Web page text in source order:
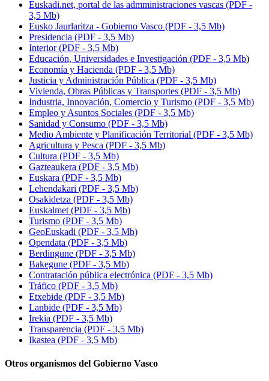
Euskadi.net, portal de las admministraciones vascas (PDF -
3,5 Mb)
Eusko Jaurlaritza - Gobierno Vasco (PDF - 3,5 Mb)
Presidencia (PDF - 3,5 Mb)
Interior (PDF - 3,5 Mb)
Educación, Universidades e Investigación (PDF - 3,5 Mb)
Economía y Hacienda (PDF - 3,5 Mb)
Justicia y Administración Pública (PDF - 3,5 Mb)
Vivienda, Obras Públicas y Transportes (PDF - 3,5 Mb)
Industria, Innovación, Comercio y Turismo (PDF - 3,5 Mb)
Empleo y Asuntos Sociales (PDF - 3,5 Mb)
Sanidad y Consumo (PDF - 3,5 Mb)
Medio Ambiente y Planificación Territorial (PDF - 3,5 Mb)
Agricultura y Pesca (PDF - 3,5 Mb)
Cultura (PDF - 3,5 Mb)
Gazteaukera (PDF - 3,5 Mb)
Euskara (PDF - 3,5 Mb)
Lehendakari (PDF - 3,5 Mb)
Osakidetza (PDF - 3,5 Mb)
Euskalmet (PDF - 3,5 Mb)
Turismo (PDF - 3,5 Mb)
GeoEuskadi (PDF - 3,5 Mb)
Opendata (PDF - 3,5 Mb)
Berdingune (PDF - 3,5 Mb)
Bakegune (PDF - 3,5 Mb)
Contratación pública electrónica (PDF - 3,5 Mb)
Tráfico (PDF - 3,5 Mb)
Etxebide (PDF - 3,5 Mb)
Lanbide (PDF - 3,5 Mb)
Irekia (PDF - 3,5 Mb)
Transparencia (PDF - 3,5 Mb)
Ikastea (PDF - 3,5 Mb)
Otros organismos del Gobierno Vasco